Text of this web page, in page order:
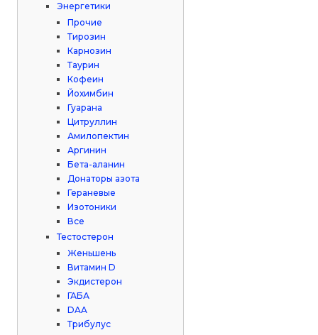
Энергетики
Прочие
Тирозин
Карнозин
Таурин
Кофеин
Йохимбин
Гуарана
Цитруллин
Амилопектин
Аргинин
Бета-аланин
Донаторы азота
Гераневые
Изотоники
Все
Тестостерон
Женьшень
Витамин D
Экдистерон
ГАБА
DAA
Трибулус